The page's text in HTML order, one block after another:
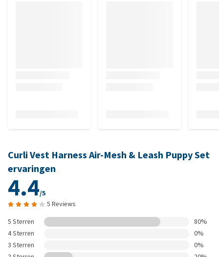
Curli Vest Harness Air-Mesh & Leash Puppy Set
ervaringen
4.4/5
5 Reviews
5 Sterren
80%
4 Sterren
0%
3 Sterren
0%